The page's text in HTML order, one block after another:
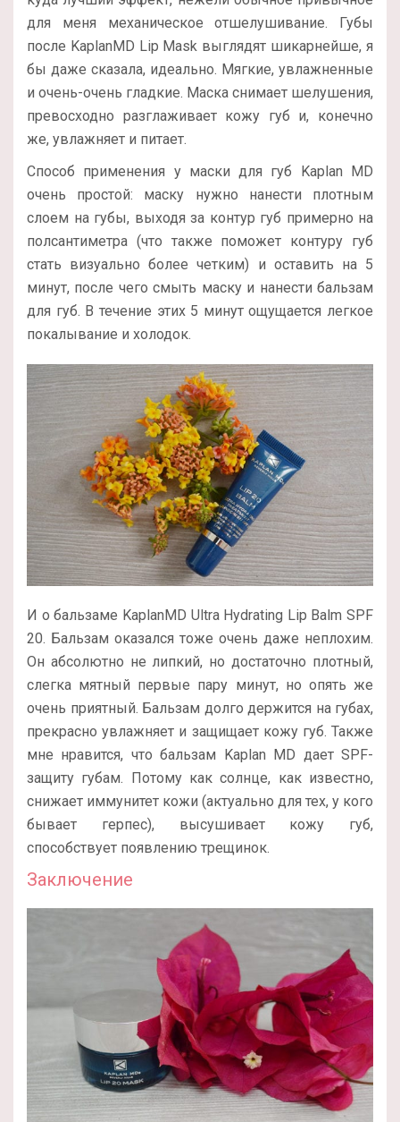
для меня механическое отшелушивание. Губы
после KaplanMD Lip Mask выглядят шикарнейше, я
бы даже сказала, идеально. Мягкие, увлажненные
и очень-очень гладкие. Маска снимает шелушения,
превосходно разглаживает кожу губ и, конечно
же, увлажняет и питает.
Способ применения у маски для губ Kaplan MD
очень простой: маску нужно нанести плотным
слоем на губы, выходя за контур губ примерно на
полсантиметра (что также поможет контуру губ
стать визуально более четким) и оставить на 5
минут, после чего смыть маску и нанести бальзам
для губ. В течение этих 5 минут ощущается легкое
покалывание и холодок.
И о бальзаме KaplanMD Ultra Hydrating Lip Balm SPF
20. Бальзам оказался тоже очень даже неплохим.
Он абсолютно не липкий, но достаточно плотный,
слегка мятный первые пару минут, но опять же
очень приятный. Бальзам долго держится на губах,
прекрасно увлажняет и защищает кожу губ. Также
мне нравится, что бальзам Kaplan MD дает SPF-
защиту губам. Потому как солнце, как известно,
снижает иммунитет кожи (актуально для тех, у кого
бывает герпес), высушивает кожу губ,
способствует появлению трещинок.
Заключение